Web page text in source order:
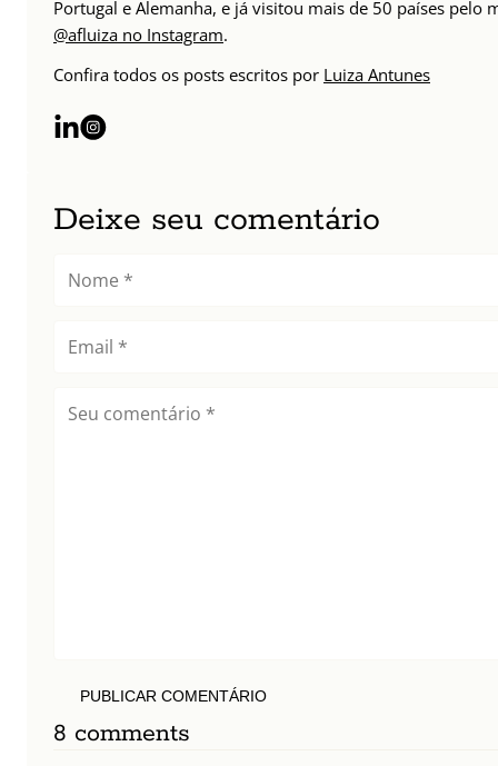
Portugal e Alemanha, e já visitou mais de 50 países pelo
@afluiza no Instagram.
Confira todos os posts escritos por Luiza Antunes
Deixe seu comentário
PUBLICAR COMENTÁRIO
8 comments